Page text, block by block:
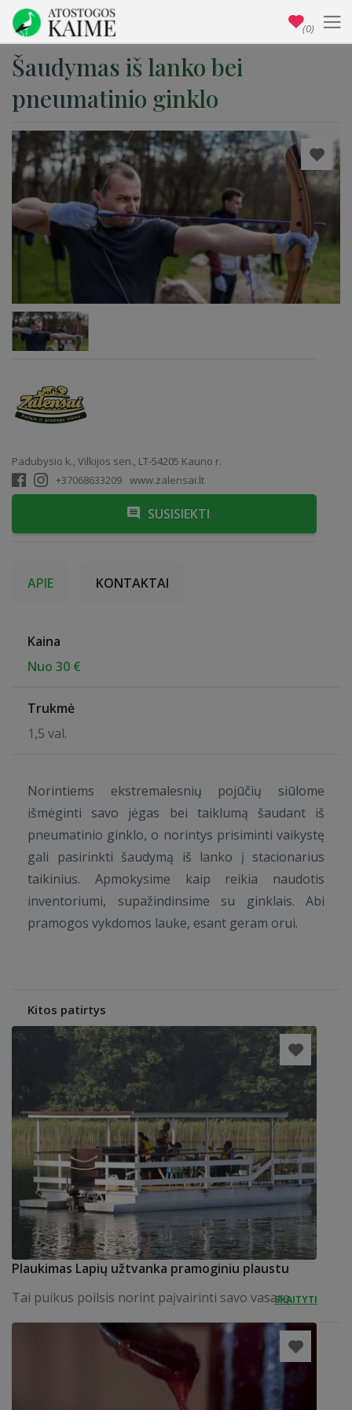
Šaudymas iš lanko bei
pneumatinio ginklo
Padubysio k., Vilkijos sen., LT-54205 Kauno r.
+37068633209 www.zalensai.lt
SUSISIEKTI
APIE KONTAKTAI
Kaina
Nuo 30 €
Trukmė
1,5 val.
Norintiems ekstremalesnių pojūčių siūlome
išmėginti savo jėgas bei taiklumą šaudant iš
pneumatinio ginklo, o norintys prisiminti vaikystę
gali pasirinkti šaudymą iš lanko į stacionarius
taikinius. Apmokysime kaip reikia naudotis
inventoriumi, supažindinsime su ginklais. Abi
pramogos vykdomos lauke, esant geram orui.
Kitos patirtys
Plaukimas Lapių užtvanka pramoginiu plaustu
Tai puikus poilsis norint paįvairinti savo vasarą.SKAITYTI
(0)